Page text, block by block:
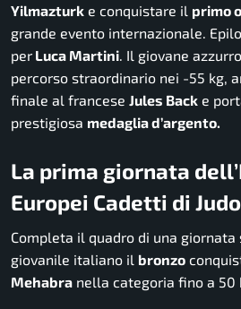
Yilmazturk e conquistare il primo
grande evento internazionale.
per Luca Martini . Il giovane
percorso straordinario nei -55 kg,
finale al francese Jules Back e
prestigiosa medaglia d’argento.
La prima giornata
Europei Cadetti di Judo
Completa il quadro di una
giovanile italiano il bronzo
Mehabra nella categoria fino a 50